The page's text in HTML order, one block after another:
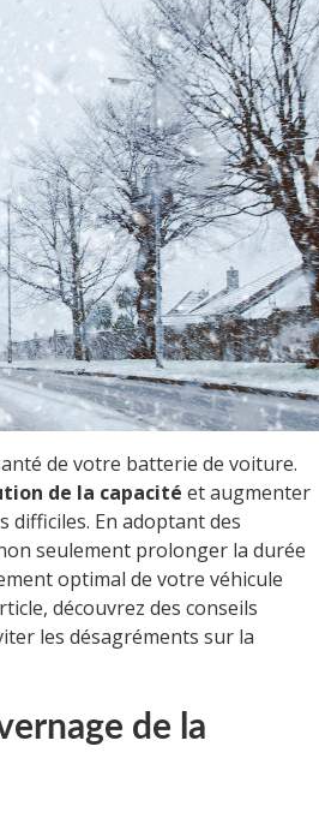
de votre batterie de voiture.
de la capacité et augmenter
difficiles. En adoptant des
seulement prolonger la durée
optimal de votre véhicule
découvrez des conseils
les désagréments sur la
de la